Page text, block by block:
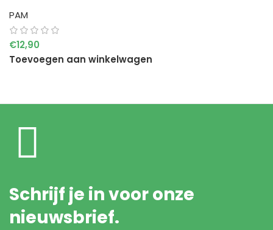
PAM
€12,90
Toevoegen aan winkelwagen
Schrijf je in voor onze
nieuwsbrief.